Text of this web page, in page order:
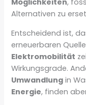
Möglichkeiten,
Alternativen zu
Entscheidend ist,
erneuerbaren
Elektromobilität
Wirkungsgrade.
Umwandlung in
Energie, finden